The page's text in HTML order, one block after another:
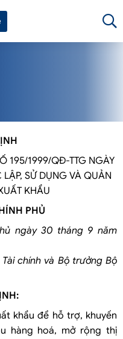
195/1999/QĐ-TTG NGÀY
SỬ DỤNG VÀ QUẢN
KHẨU
PHỦ
ngày 30 tháng 9 năm
chính và Bộ trưởng Bộ
khẩu để hỗ trợ, khuyến
hàng hoá, mở rộng thị